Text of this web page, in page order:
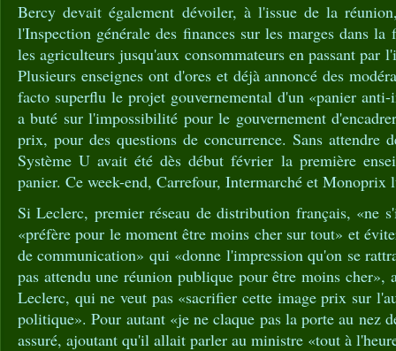
Bercy devait également dévoiler, à l'issue de la
l'Inspection générale des finances sur les marges dans
les agriculteurs jusqu'aux consommateurs en passant par
Plusieurs enseignes ont d'ores et déjà annoncé des
facto superflu le projet gouvernemental d'un «panier
a buté sur l'impossibilité pour le gouvernement
prix, pour des questions de concurrence. Sans attendre
Système U avait été dès début février la première
panier. Ce week-end, Carrefour, Intermarché et Monoprix
Si Leclerc, premier réseau de distribution français, «ne
«préfère pour le moment être moins cher sur tout» et
de communication» qui «donne l'impression qu'on se
pas attendu une réunion publique pour être moins cher»,
Leclerc, qui ne veut pas «sacrifier cette image prix sur
politique». Pour autant «je ne claque pas la porte au nez
assuré, ajoutant qu'il allait parler au ministre «tout à